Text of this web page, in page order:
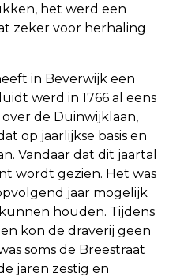
het werd een
zeker voor herhaling
in Beverwijk een
werd in 1766 al eens
de Duinwijklaan,
op jaarlijkse basis en
Vandaar dat dit jaartal
wordt gezien. Het was
jaar mogelijk
houden. Tijdens
kon de draverij geen
soms de Breestraat
jaren zestig en